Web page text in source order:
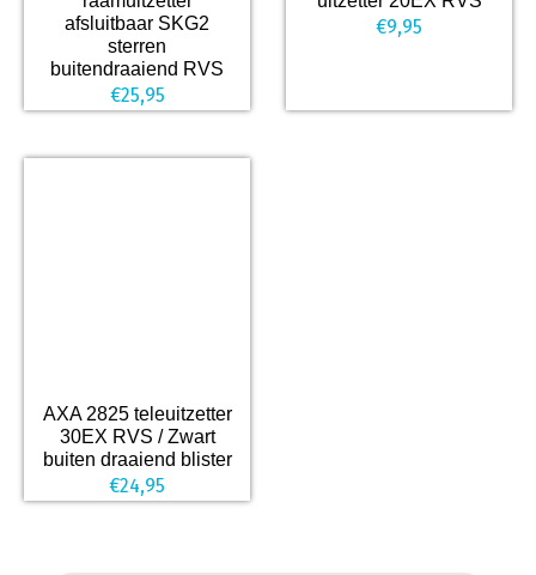
afsluitbaar SKG2
sterren
buitendraaiend RVS
€25,95
€9,95
AXA 2825 teleuitzetter
30EX RVS / Zwart
buiten draaiend blister
€24,95